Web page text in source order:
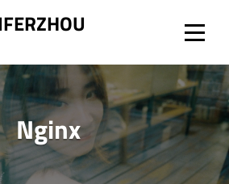
Nginx